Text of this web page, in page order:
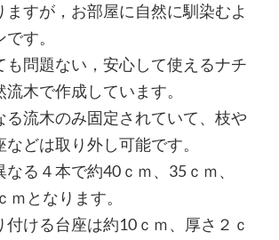
ますが，お部屋に自然に馴染むよ
す。
も問題ない，安心して使えるナチ
流木で作成しています。
る流木のみ固定されていて、枝や
どは取り外し可能です。
る４本で約40ｃｍ、35ｃｍ、
ｍとなります。
付ける台座は約10ｃｍ、厚さ２ｃ